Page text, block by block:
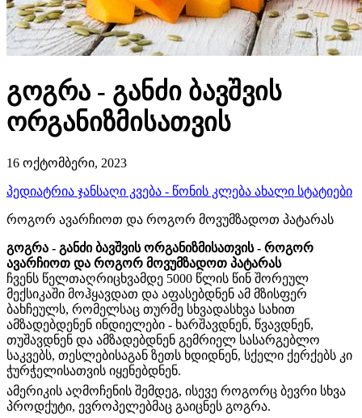
გოგრა - განძი ბავშვის
ორგანიზმისათვის
16 ოქტომბერი, 2023
პედიატრია ჯანსაღი კვება - წონის კლება ახალი სტატიები
როგორ ავარჩიოთ და როგორ მოვუმზადოთ პატარას
გოგრა - განძი ბავშვის ორგანიზმისათვის - როგორ
ავარჩიოთ და როგორ მოვუმზადოთ პატარას
ჩვენს წელთაღრიცხვამდე 5000 წლის წინ შორეულ
მექსიკაში მოჰყავდათ და აფასებდნენ ამ მზისფერ
ბახჩეულს, რომელსაც თურმე სხვადასხვა სახით
ამზადებდენენ ინდიელები - ხარშავდნენ, წვავდნენ,
თუშავდნენ და ამზადებდნენ გემრიელ სასარგებლო
საკვებს, თესლებისაგან ზეთს ხდიდნენ, სქელი ქერქებს კი
ჭურჭელისათვის იყენებდნენ.
ამერიკის აღმოჩენის შემდეგ, ისევე როგორც ბევრი სხვა
პროდქუტი, ევროპელებმაც გაიცნეს გოგრა.